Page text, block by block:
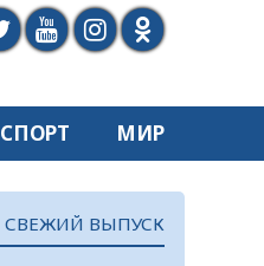
СПОРТ МИР
СВЕЖИЙ ВЫПУСК